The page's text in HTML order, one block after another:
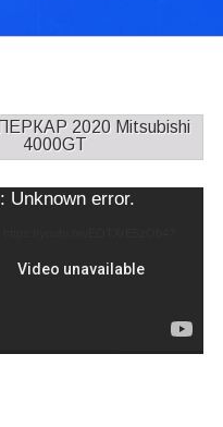
2020 Mitsubishi
4000GT
Unknown error.Use
Up/Down
decrease
volume.